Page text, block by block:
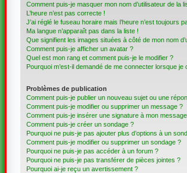
Comment puis-je masquer mon nom d’utilisateur de la
L’heure n’est pas correcte !
J’ai réglé le fuseau horaire mais l’heure n’est toujours
Ma langue n’apparaît pas dans la liste !
Que signifient les images situées à côté de mon nom
Comment puis-je afficher un avatar ?
Quel est mon rang et comment puis-je le modifier ?
Pourquoi m’est-il demandé de me connecter lorsque
Problèmes de publication
Comment puis-je publier un nouveau sujet ou une
Comment puis-je modifier ou supprimer un message ?
Comment puis-je insérer une signature à mon
Comment puis-je créer un sondage ?
Pourquoi ne puis-je pas ajouter plus d’options à un
Comment puis-je modifier ou supprimer un sondage ?
Pourquoi ne puis-je pas accéder à un forum ?
Pourquoi ne puis-je pas transférer de pièces jointes ?
Pourquoi ai-je reçu un avertissement ?